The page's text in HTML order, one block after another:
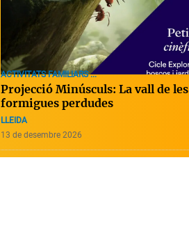
ACTIVITATS FAMILIARS ...
Projecció Minúsculs: La vall de les
formigues perdudes
LLEIDA
13 de desembre 2026